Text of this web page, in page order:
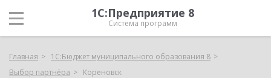
1С:Предприятие 8
Система программ
Главная
1С:Бюджет муниципального образования 8
Выбор партнёра
Кореновск